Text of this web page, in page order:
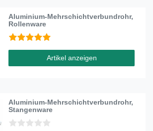
Aluminium-Mehrschichtverbundrohr,
Rollenware
Artikel anzeigen
Aluminium-Mehrschichtverbundrohr,
Stangenware